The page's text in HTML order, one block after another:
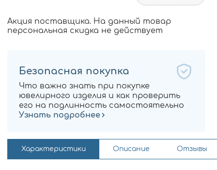
Акция поставщика. На данный товар
персональная скидка не действует
Безопасная покупка
Что важно знать при покупке
ювелирного изделия и как проверить
его на подлинность самостоятельно
Узнать подробнее
Характеристики Описание Отзывы